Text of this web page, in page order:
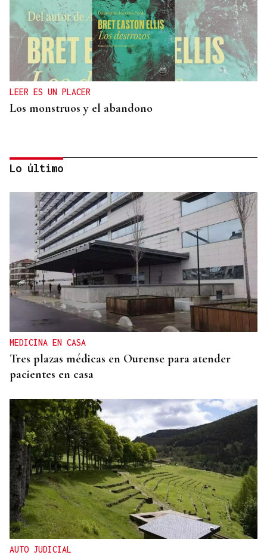
LEER ES UN PLACER
Los monstruos y el abandono
OBITUARIO
Muere a los 50 años el DJ francés Kavinsky, autor
del icónico tema "Nightcall"
Lo último
MEDICINA EN CASA
Tres plazas médicas en Ourense para atender
pacientes en casa
AUTO JUDICIAL